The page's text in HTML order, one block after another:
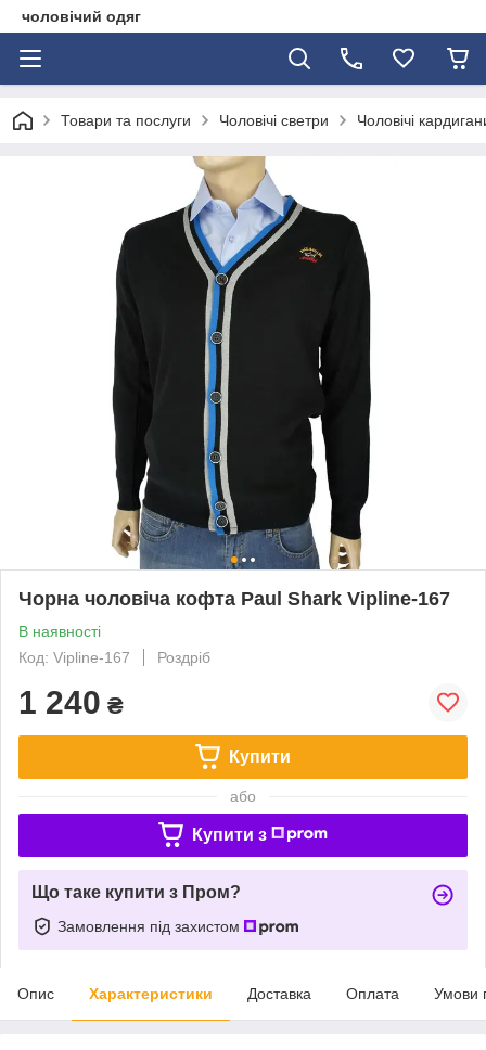
чоловічий одяг
Товари та послуги Чоловічі светри Чоловічі
Чорна чоловіча кофта Paul Shark Vipline-167
В наявності
Код: Vipline-167
Роздріб
1 240 ₴
Купити
або
Купити з
Що таке купити з Пром?
Замовлення під захистом
Опис Характеристики Доставка Оплата Умови